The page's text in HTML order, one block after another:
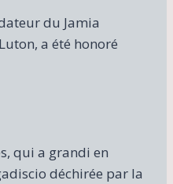
du Jamia
a été honoré
qui a grandi en
déchirée par la